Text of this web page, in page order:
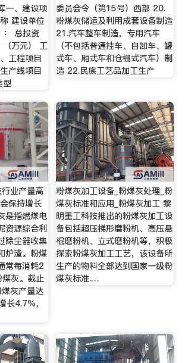
一、建设项
建设单位
： 总投资
（万元） 工
工程项目
产线项目
型
委员会令（第15号）西部 20.
粉煤灰储运及利用成套设备制造
21.汽车整车制造，专用汽车
（不包括普通挂车、自卸车、罐
式车、厢式车和仓栅式汽车）制
造 22.民族工艺品加工生产
业产量高
保持增长
是指燃煤电
资源综合利
除尘器收集
炉渣。粉煤
常每消耗2
灰。截止
灰产量达
长4.7%，
粉煤灰加工设备_粉煤灰处理_粉
煤灰标准和应用_粉煤灰加工 黎
明重工科技推出的粉煤灰加工设
备包括超压梯形磨粉机、高压悬
棍磨粉机、立式磨粉机等，积极
探索粉煤灰加工工艺，该设备所
生产的物料全部达到国家一级粉
煤灰标准.…